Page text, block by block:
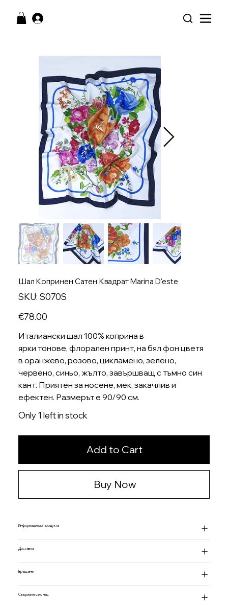
Шал Kопринен Сатен Квадрат Marina D'este
SKU: SKU
S070S
S070S
Price
€78.00
Италиански шал 100% коприна в
ярки тонове, флорален принт, на бял фон цветя
в оранжево, розово, цикламено, зелено,
червено, синьо, жълто, завършващ с тъмно син
кант. Приятен за носене, мек, закачлив и
ефектен. Размерът е 90/90 см.
Only 1 left in stock
Add to Cart
Buy Now
Информация за продукта
Доставка
Връщане
Свържете се с нас